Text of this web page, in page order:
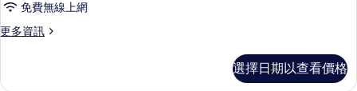
有
相
床
詳
房,
1
特
免費無線上網
更多資訊
更
套
選擇日期以查看價格